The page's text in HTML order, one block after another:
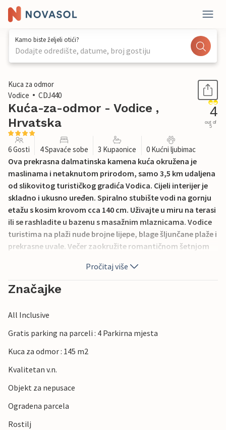
Kamo biste željeli otići?
Dodajte odredište, datume, broj gostiju
1 / 40
Kuca za odmor
Vodice
CDJ440
Kuća-za-odmor - Vodice ,
Hrvatska
4
out of
5
6 Gosti 4 Spavaće sobe 3 Kupaonice 0 Kućni ljubimac
Ova prekrasna dalmatinska kamena kuća okružena je
maslinama i netaknutom prirodom, samo 3,5 km udaljena
od slikovitog turističkog gradića Vodica. Cijeli interijer je
skladno i ukusno uređen. Spiralno stubište vodi na gornju
etažu s kosim krovom cca 140 cm. Uživajte u miru na terasi
ili se rashladite u bazenu s masažnim mlaznicama. Vodice
turistima na plaži nude brojne lijepe, blage šljunčane plaže i
prekrasne uvale. Večer zaokružite romantičnom šetnjom
daju struju kući, upotreba električnih uređaja je
ograničena.
Pročitaj više
Značajke
All Inclusive
Gratis parking na parceli : 4 Parkirna mjesta
Kuca za odmor : 145 m2
Kvalitetan v.n.
Objekt za nepusace
Ogradena parcela
Rostilj